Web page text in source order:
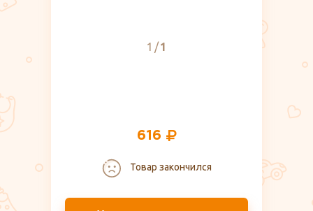
1 1
616
Товар закончился